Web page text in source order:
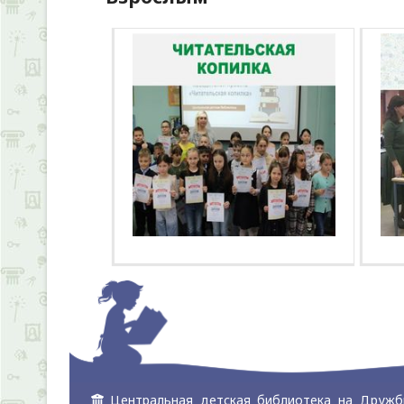
Центральная детская библиотека на